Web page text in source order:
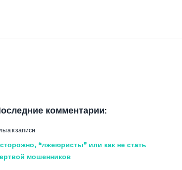
комментарии:
к записи
“лжеюристы” или как не стать
мошенников